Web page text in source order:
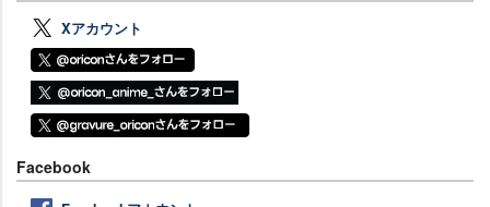
Xアカウント
Facebook